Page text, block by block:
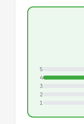
5
4
3
2
1